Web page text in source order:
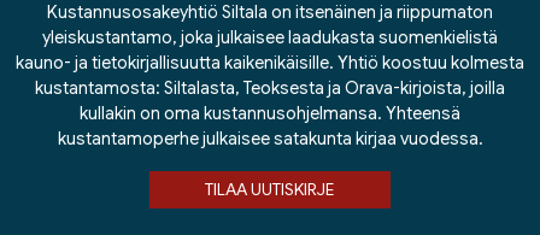
Kustannusosakeyhtiö Siltala on itsenäinen ja riippumaton
yleiskustantamo, joka julkaisee laadukasta suomenkielistä
kauno- ja tietokirjallisuutta kaikenikäisille. Yhtiö koostuu kolmesta
kustantamosta: Siltalasta, Teoksesta ja Orava-kirjoista, joilla
kullakin on oma kustannusohjelmansa. Yhteensä
kustantamoperhe julkaisee satakunta kirjaa vuodessa.
TILAA UUTISKIRJE